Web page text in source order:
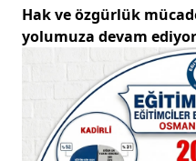
Hak ve özgürlük
yolumuza devam